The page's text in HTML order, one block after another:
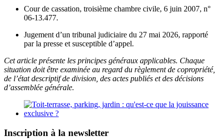
Cour de cassation, troisième chambre civile, 6 juin 2007, n°
06-13.477.
Jugement d’un tribunal judiciaire du 27 mai 2026, rapporté
par la presse et susceptible d’appel.
Cet article présente les principes généraux applicables. Chaque
situation doit être examinée au regard du règlement de copropriété,
de l’état descriptif de division, des actes publiés et des décisions
d’assemblée générale.
Inscription à la newsletter